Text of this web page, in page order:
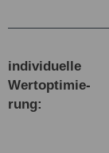
indi­viduel­le
Wert­opti­mie­
rung: